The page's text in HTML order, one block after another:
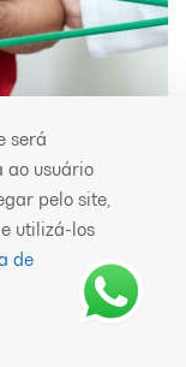
será
ao usuário
pelo site,
utilizá-los
de